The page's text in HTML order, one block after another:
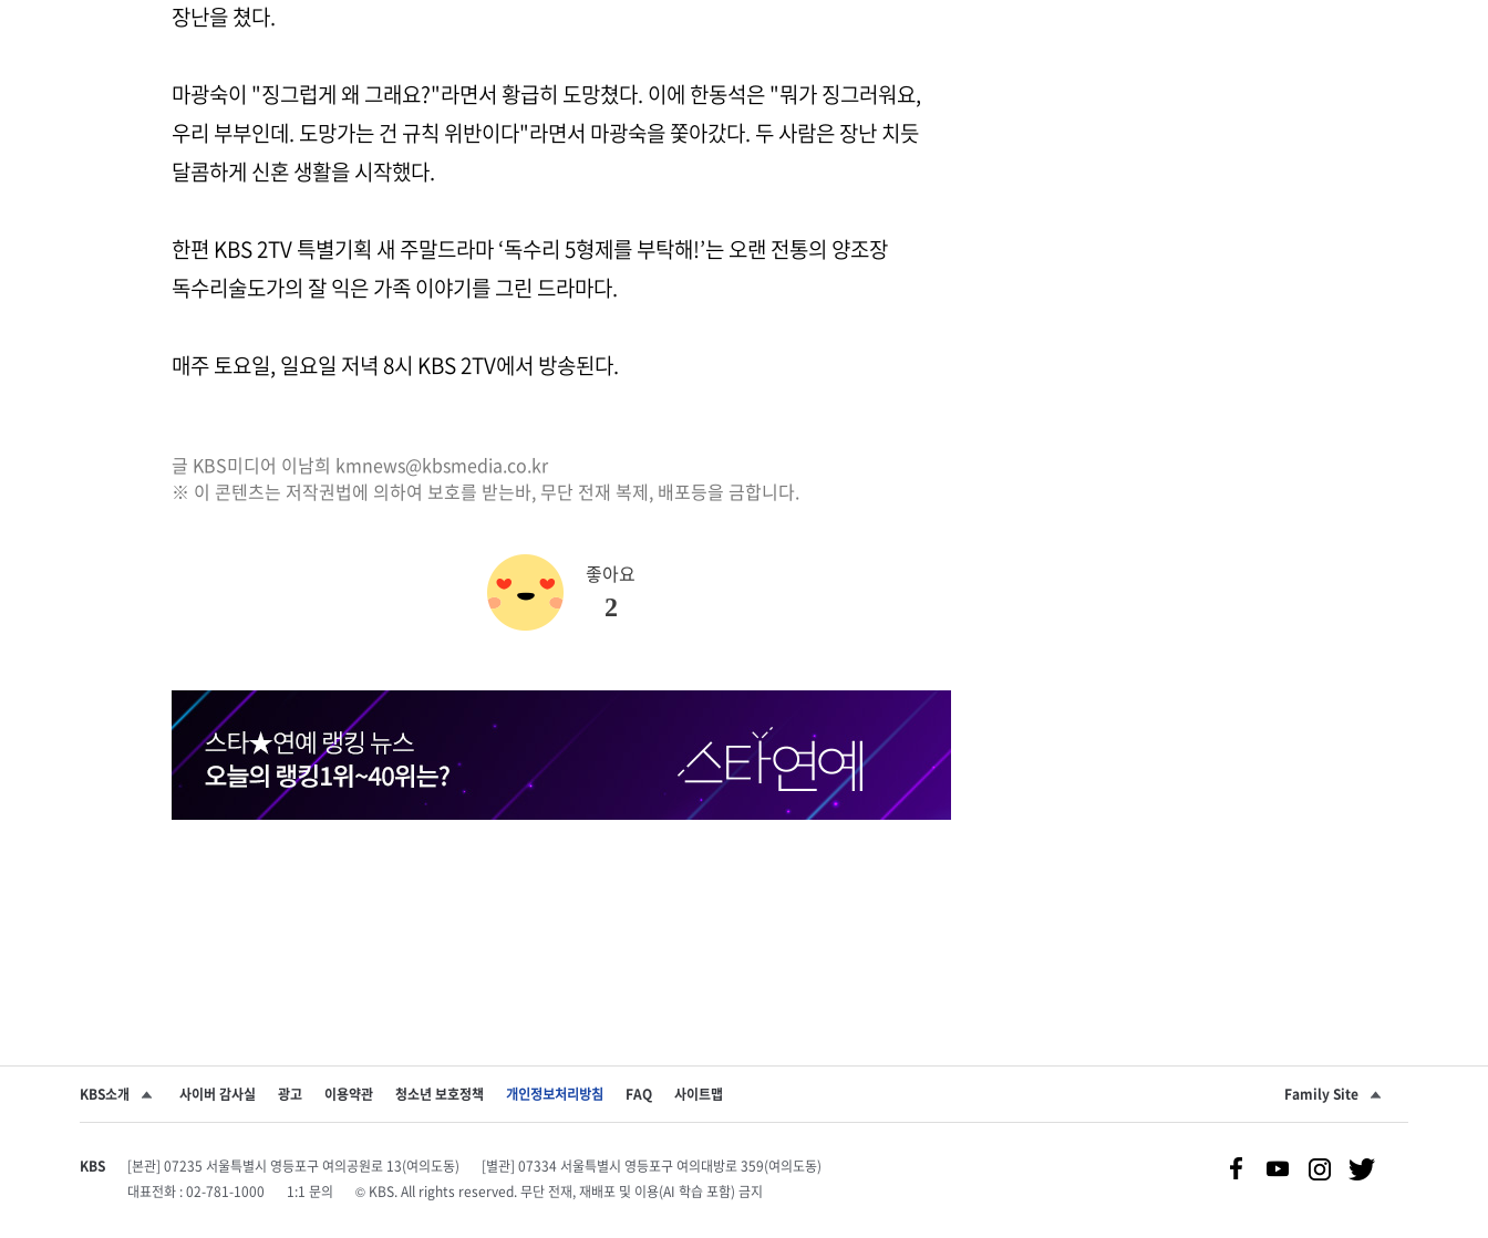
장난을 쳤다.
마광숙이 "징그럽게 왜 그래요?"라면서 황급히 도망쳤다. 이에 한동석은 "뭐가 징그러워요,
우리 부부인데. 도망가는 건 규칙 위반이다"라면서 마광숙을 쫓아갔다. 두 사람은 장난 치듯
달콤하게 신혼 생활을 시작했다.
한편 KBS 2TV 특별기획 새 주말드라마 ‘독수리 5형제를 부탁해!’는 오랜 전통의 양조장
독수리술도가의 잘 익은 가족 이야기를 그린 드라마다.
매주 토요일, 일요일 저녁 8시 KBS 2TV에서 방송된다.
글 KBS미디어 이남희 kmnews@kbsmedia.co.kr
※ 이 콘텐츠는 저작권법에 의하여 보호를 받는바, 무단 전재 복제, 배포등을 금합니다.
좋아요
2
KBS소개 사이버 감사실 광고 이용약관 청소년 보호정책 개인정보처리방침 FAQ 사이트맵 Family Site
KBS [본관] 07235 서울특별시 영등포구 여의공원로 13(여의도동)
[별관] 07334 서울특별시 영등포구 여의대방로 359(여의도동)
대표전화 : 02-781-1000
1:1 문의 © KBS. All rights reserved. 무단 전재, 재배포 및 이용(AI 학습 포함) 금지
SNS 공유하기